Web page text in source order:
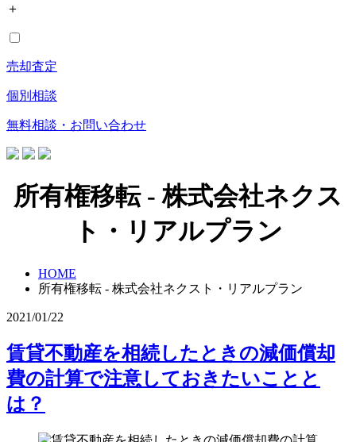
＋
売却査定
個別相談
無料相談・お問い合わせ
所有権移転 - 株式会社ネクス
ト・リアルプラン
HOME
所有権移転 - 株式会社ネクスト・リアルプラン
2021/01/22
賃貸不動産を相続したときの減価償却
費の計算で注意しておきたいことと
は？